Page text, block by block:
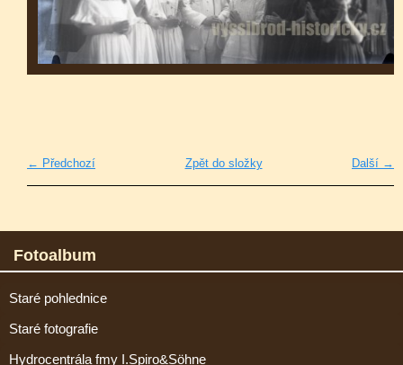
← Předchozí Další →
Zpět do složky
Fotoalbum
Staré pohlednice
Staré fotografie
Hydrocentrála fmy I.Spiro&Söhne